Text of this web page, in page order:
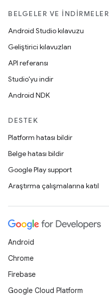
BELGELER VE İNDIRMELER
Android Studio kılavuzu
Geliştirici kılavuzları
API referansı
Studio'yu indir
Android NDK
DESTEK
Platform hatası bildir
Belge hatası bildir
Google Play support
Araştırma çalışmalarına katıl
Android
Chrome
Firebase
Google Cloud Platform